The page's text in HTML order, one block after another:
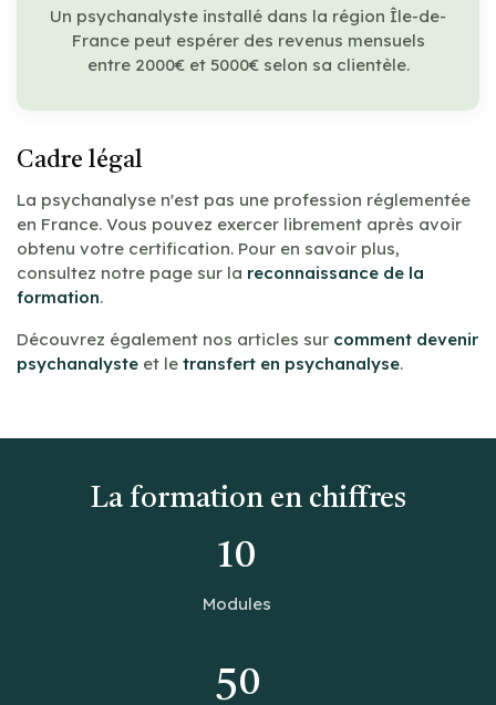
Un psychanalyste installé dans la région Île-de-
France peut espérer des revenus mensuels
entre 2000€ et 5000€ selon sa clientèle.
Cadre légal
La psychanalyse n'est pas une profession réglementée
en France. Vous pouvez exercer librement après avoir
obtenu votre certification. Pour en savoir plus,
consultez notre page sur la reconnaissance de la
formation.
Découvrez également nos articles sur comment devenir
psychanalyste et le transfert en psychanalyse.
La formation en chiffres
10
Modules
50